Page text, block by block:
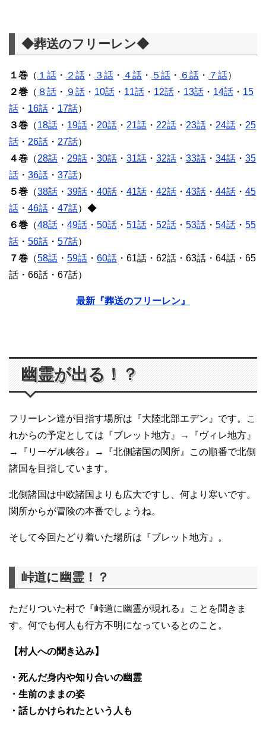
◆葬送のフリーレン◆
１巻 （ １話 ・ ２話 ・ ３話 ・ ４話 ・ ５話 ・ ６話 ・ ７話）
２巻 （ ８話 ・ ９話 ・ 10話 ・ 11話 ・ 12話 ・ 13話 ・ 14話 ・ 15
話 ・ 16話 ・ 17話）
３巻 （18話 ・ 19話 ・ 20話 ・ 21話 ・ 22話 ・ 23話 ・ 24話 ・ 25
話 ・ 26話 ・ 27話）
４巻 （28話 ・ 29話 ・ 30話 ・ 31話 ・ 32話 ・ 33話 ・ 34話 ・ 35
話 ・ 36話 ・ 37話）
５巻 （38話 ・ 39話 ・ 40話 ・ 41話 ・ 42話 ・ 43話 ・ 44話 ・ 45
話 ・ 46話 ・ 47話）◆
６巻 （48話 ・ 49話 ・ 50話 ・ 51話 ・ 52話 ・ 53話 ・ 54話 ・ 55
話 ・ 56話 ・ 57話）
７巻 （58話 ・ 59話 ・ 60話 ・61話・62話・63話・64話・65
話・66話・67話）
最新『葬送のフリーレン』
幽霊が出る！？
フリーレン達が目指す場所は『大陸北部エデン』です。こ
れからの予定としては『ブレット地方』→『ヴィレ地方』
→『リーゲル峡谷』→『北側諸国の関所』この順番で北側
諸国を目指しています。
北側諸国は中欧諸国よりも広大ですし、何より寒いです。
関所からが冒険の本番でしょうね。
そして今回たどり着いた場所は『ブレット地方』。
峠道に幽霊！？
ただりついた村で『峠道に幽霊が現れる』ことを聞きま
す。何でも何人も行方不明になっているとのこと。
【村人への聞き込み】
・死んだ身内や知り合いの幽霊
・生前のままの姿
・話しかけられたという人も